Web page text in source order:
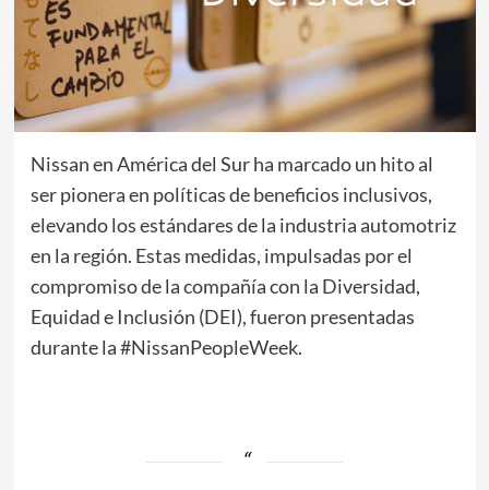
Nissan en América del Sur ha marcado un hito al
ser pionera en políticas de beneficios inclusivos,
elevando los estándares de la industria automotriz
en la región. Estas medidas, impulsadas por el
compromiso de la compañía con la Diversidad,
Equidad e Inclusión (DEI), fueron presentadas
durante la #NissanPeopleWeek.